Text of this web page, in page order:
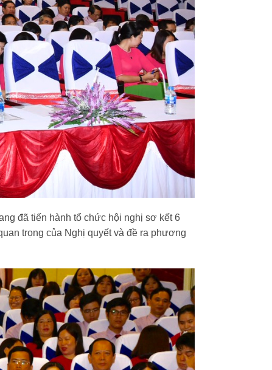
đã tiến hành tổ chức hội nghị sơ kết 6
trọng của Nghị quyết và đề ra phương